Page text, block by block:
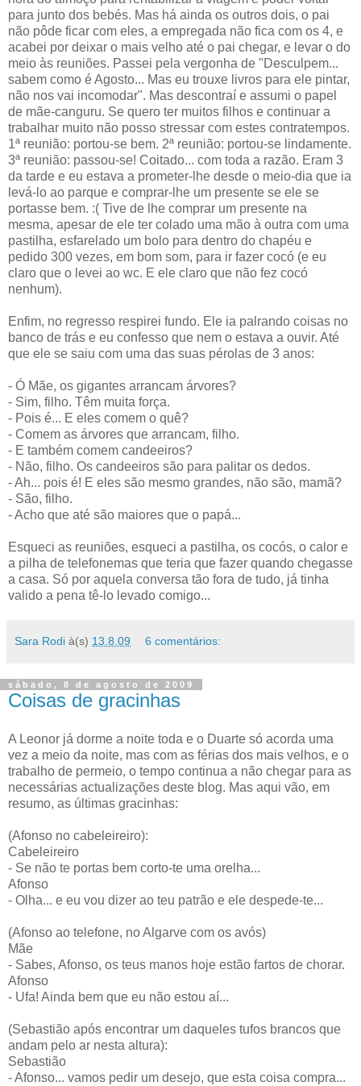
para junto dos bebés. Mas há ainda os outros dois, o pai
não pôde ficar com eles, a empregada não fica com os 4, e
acabei por deixar o mais velho até o pai chegar, e levar o do
meio às reuniões. Passei pela vergonha de "Desculpem...
sabem como é Agosto... Mas eu trouxe livros para ele pintar,
não nos vai incomodar". Mas descontraí e assumi o papel
de mãe-canguru. Se quero ter muitos filhos e continuar a
trabalhar muito não posso stressar com estes contratempos.
1ª reunião: portou-se bem. 2ª reunião: portou-se lindamente.
3ª reunião: passou-se! Coitado... com toda a razão. Eram 3
da tarde e eu estava a prometer-lhe desde o meio-dia que ia
levá-lo ao parque e comprar-lhe um presente se ele se
portasse bem. :( Tive de lhe comprar um presente na
mesma, apesar de ele ter colado uma mão à outra com uma
pastilha, esfarelado um bolo para dentro do chapéu e
pedido 300 vezes, em bom som, para ir fazer cocó (e eu
claro que o levei ao wc. E ele claro que não fez cocó
nenhum).
Enfim, no regresso respirei fundo. Ele ia palrando coisas no
banco de trás e eu confesso que nem o estava a ouvir. Até
que ele se saiu com uma das suas pérolas de 3 anos:
- Ó Mãe, os gigantes arrancam árvores?
- Sim, filho. Têm muita força.
- Pois é... E eles comem o quê?
- Comem as árvores que arrancam, filho.
- E também comem candeeiros?
- Não, filho. Os candeeiros são para palitar os dedos.
- Ah... pois é! E eles são mesmo grandes, não são, mamã?
- São, filho.
- Acho que até são maiores que o papá...
Esqueci as reuniões, esqueci a pastilha, os cocós, o calor e
a pilha de telefonemas que teria que fazer quando chegasse
a casa. Só por aquela conversa tão fora de tudo, já tinha
valido a pena tê-lo levado comigo...
Sara Rodi à(s) 13.8.09 6 comentários:
sábado, 8 de agosto de 2009
Coisas de gracinhas
A Leonor já dorme a noite toda e o Duarte só acorda uma
vez a meio da noite, mas com as férias dos mais velhos, e o
trabalho de permeio, o tempo continua a não chegar para as
necessárias actualizações deste blog. Mas aqui vão, em
resumo, as últimas gracinhas:
(Afonso no cabeleireiro):
Cabeleireiro
- Se não te portas bem corto-te uma orelha...
Afonso
- Olha... e eu vou dizer ao teu patrão e ele despede-te...
(Afonso ao telefone, no Algarve com os avós)
Mãe
- Sabes, Afonso, os teus manos hoje estão fartos de chorar.
Afonso
- Ufa! Ainda bem que eu não estou aí...
(Sebastião após encontrar um daqueles tufos brancos que
andam pelo ar nesta altura):
Sebastião
- Afonso... vamos pedir um desejo, que esta coisa compra...